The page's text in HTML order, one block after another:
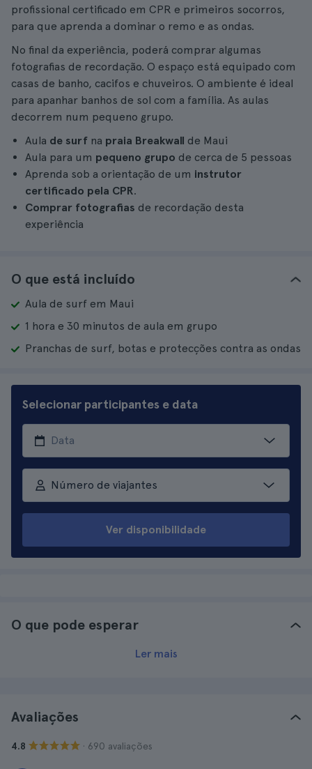
profissional certificado em CPR e primeiros socorros,
para que aprenda a dominar o remo e as ondas.
No final da experiência, poderá comprar algumas
fotografias de recordação. O espaço está equipado com
casas de banho, cacifos e chuveiros. O ambiente é ideal
para apanhar banhos de sol com a família. As aulas
decorrem num pequeno grupo.
Aula de surf na praia Breakwall de Maui
Aula para um pequeno grupo de cerca de 5 pessoas
Aprenda sob a orientação de um instrutor
certificado pela CPR.
Comprar fotografias de recordação desta
experiência
O que está incluído
Aula de surf em Maui
1 hora e 30 minutos de aula em grupo
Pranchas de surf, botas e protecções contra as ondas
Selecionar participantes e data
Número de viajantes
Ver disponibilidade
O que pode esperar
Ler mais
Avaliações
4.8 · 690 avaliações